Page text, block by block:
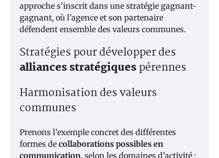
approche s’inscrit dans une stratégie gagnant-
gagnant, où l’agence et son partenaire
défendent ensemble des valeurs communes.
Stratégies pour développer des
alliances stratégiquespérennes
Harmonisation des valeurs
communes
Prenons l’exemple concret des différentes
formes de collaborations possibles en
communication, selon les domaines d’activité :